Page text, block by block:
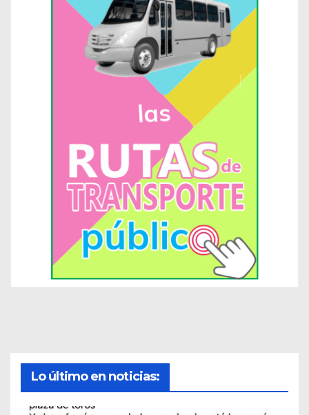
Lo último en noticias: